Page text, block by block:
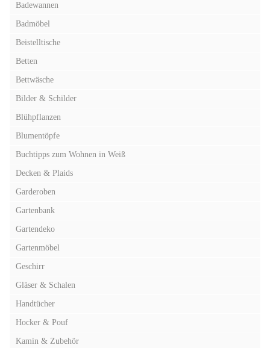
Badewannen
Badmöbel
Beistelltische
Betten
Bettwäsche
Bilder & Schilder
Blühpflanzen
Blumentöpfe
Buchtipps zum Wohnen in Weiß
Decken & Plaids
Garderoben
Gartenbank
Gartendeko
Gartenmöbel
Geschirr
Gläser & Schalen
Handtücher
Hocker & Pouf
Kamin & Zubehör